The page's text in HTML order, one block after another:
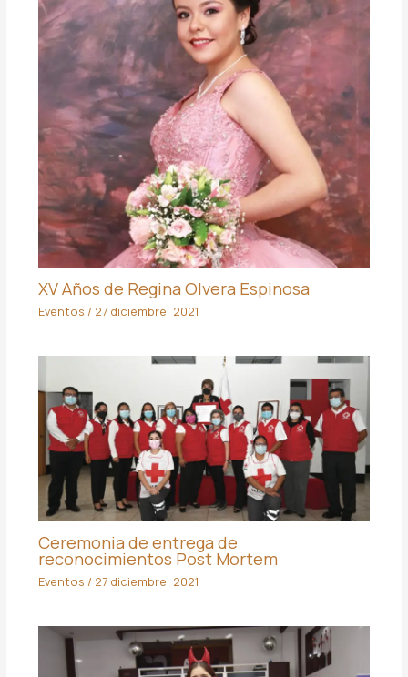
XV Años de Regina Olvera Espinosa
Eventos / 27 diciembre, 2021
Ceremonia de entrega de
reconocimientos Post Mortem
Eventos / 27 diciembre, 2021